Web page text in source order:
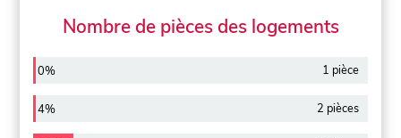
Nombre de pièces des logements
0% 1 pièce
4% 2 pièces